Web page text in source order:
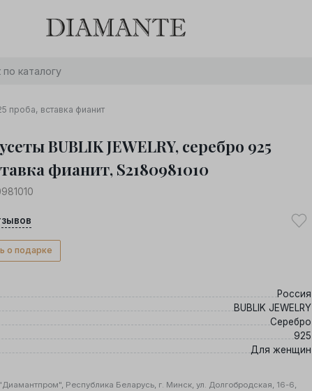
0 : 0 0
проба, вставка фианит
BUBLIK JEWELRY, серебро 925
фианит, S2180981010
о подарке
Россия
BUBLIK JEWELRY
Серебро
925
Для женщин
Республика Беларусь, г. Минск, ул. Долгобродская, 16-6,